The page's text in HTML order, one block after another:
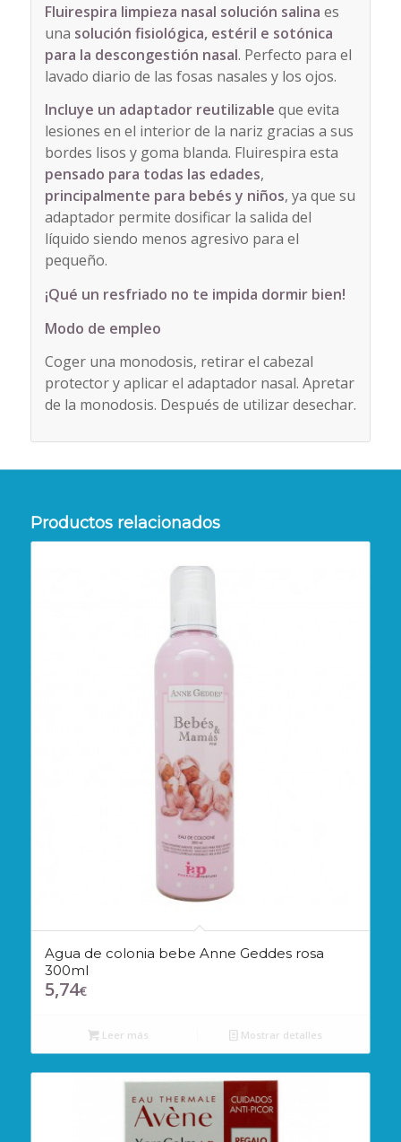
Fluirespira limpieza nasal solución salina es
una solución fisiológica, estéril e sotónica
para la descongestión nasal. Perfecto para el
lavado diario de las fosas nasales y los ojos.
Incluye un adaptador reutilizable que evita
lesiones en el interior de la nariz gracias a sus
bordes lisos y goma blanda. Fluirespira esta
pensado para todas las edades,
principalmente para bebés y niños, ya que su
adaptador permite dosificar la salida del
líquido siendo menos agresivo para el
pequeño.
¡Qué un resfriado no te impida dormir bien!
Modo de empleo
Coger una monodosis, retirar el cabezal
protector y aplicar el adaptador nasal. Apretar
de la monodosis. Después de utilizar desechar.
Productos relacionados
Agua de colonia bebe Anne Geddes rosa
300ml
5,74€
Leer más Mostrar detalles